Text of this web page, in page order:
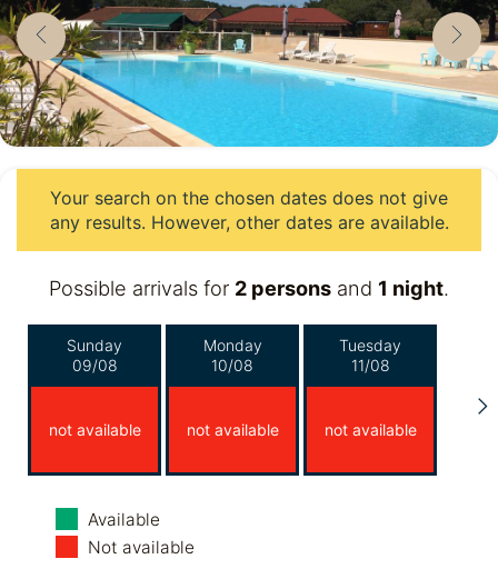
Your search on the chosen dates does not give
any results. However, other dates are available.
Possible arrivals for 2 persons and 1 night.
Sunday
09/08
not available
Monday
10/08
not available
Tuesday
11/08
not available
Wednesday
12/08
Available
Not available